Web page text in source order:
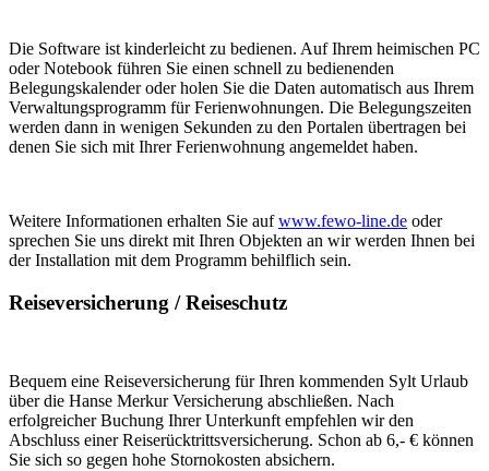
Die Software ist kinderleicht zu bedienen. Auf Ihrem heimischen PC
oder Notebook führen Sie einen schnell zu bedienenden
Belegungskalender oder holen Sie die Daten automatisch aus Ihrem
Verwaltungsprogramm für Ferienwohnungen. Die Belegungszeiten
werden dann in wenigen Sekunden zu den Portalen übertragen bei
denen Sie sich mit Ihrer Ferienwohnung angemeldet haben.
Weitere Informationen erhalten Sie aufwww.fewo-line.de oder
sprechen Sie uns direkt mit Ihren Objekten an wir werden Ihnen bei
der Installation mit dem Programm behilflich sein.
Reiseversicherung / Reiseschutz
Bequem eine Reiseversicherung für Ihren kommenden Sylt Urlaub
über die Hanse Merkur Versicherung abschließen. Nach
erfolgreicher Buchung Ihrer Unterkunft empfehlen wir den
Abschluss einer Reiserücktrittsversicherung. Schon ab 6,- € können
Sie sich so gegen hohe Stornokosten absichern.